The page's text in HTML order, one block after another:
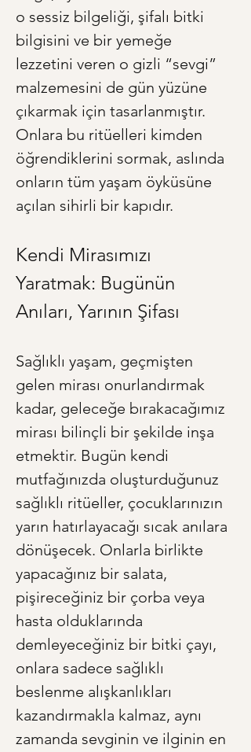
o sessiz bilgeliği, şifalı bitki
bilgisini ve bir yemeğe
lezzetini veren o gizli “sevgi”
malzemesini de gün yüzüne
çıkarmak için tasarlanmıştır.
Onlara bu ritüelleri kimden
öğrendiklerini sormak, aslında
onların tüm yaşam öyküsüne
açılan sihirli bir kapıdır.
Kendi Mirasımızı
Yaratmak: Bugünün
Anıları, Yarının Şifası
Sağlıklı yaşam, geçmişten
gelen mirası onurlandırmak
kadar, geleceğe bırakacağımız
mirası bilinçli bir şekilde inşa
etmektir. Bugün kendi
mutfağınızda oluşturduğunuz
sağlıklı ritüeller, çocuklarınızın
yarın hatırlayacağı sıcak anılara
dönüşecek. Onlarla birlikte
yapacağınız bir salata,
pişireceğiniz bir çorba veya
hasta olduklarında
demleyeceğiniz bir bitki çayı,
onlara sadece sağlıklı
beslenme alışkanlıkları
kazandırmakla kalmaz, aynı
zamanda sevginin ve ilginin en